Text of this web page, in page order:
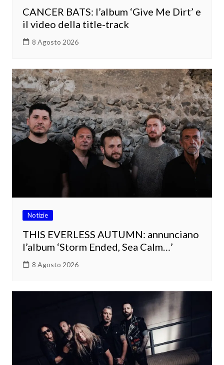
CANCER BATS: l’album ‘Give Me Dirt’ e
il video della title-track
8 Agosto 2026
Notizie
THIS EVERLESS AUTUMN: annunciano
l’album ‘Storm Ended, Sea Calm…’
8 Agosto 2026